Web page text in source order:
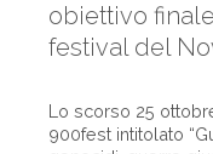
obiettivo
festival del
Lo scorso 25
900fest intitolato